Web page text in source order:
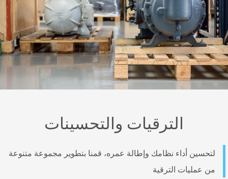
الترقيات والتحسينات
لتحسين أداء نظامك وإطالة عمره، قمنا بتطوير مجموعة متنوعة
من عمليات الترقية